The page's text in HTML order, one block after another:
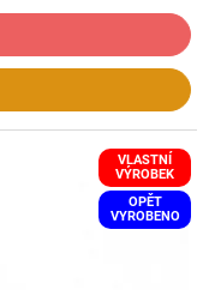
VLASTNÍ
VÝROBEK
OPĚT
VYROBENO